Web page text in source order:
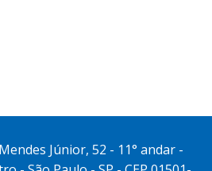
Júnior, 52 - 11° andar -